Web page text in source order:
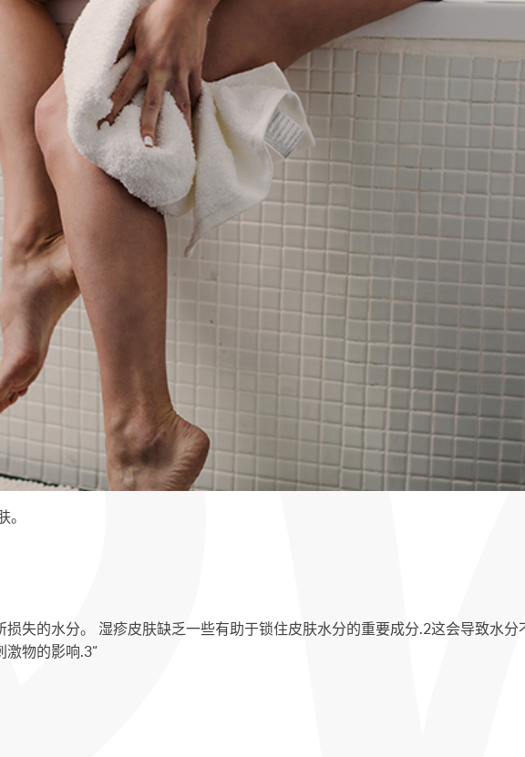
失的水分。 湿疹皮肤缺乏一些有助于锁住皮肤水分的重要成分.2这会导致水
激物的影响.3“